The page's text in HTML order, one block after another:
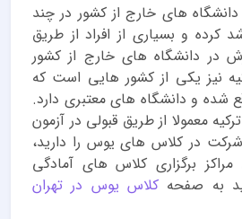
های خارج از کشور در چند
و بسیاری از افراد از طریق
در دانشگاه های خارج از کشور
نیز یکی از کشور هایی است که
شده و دانشگاه های معتبری دارد.
معمولا از طریق قبولی در آزمون
در کلاس های یوس را دارید،
برگزاری کلاس های آمادگی
به صفحه کلاس یوس در تهران